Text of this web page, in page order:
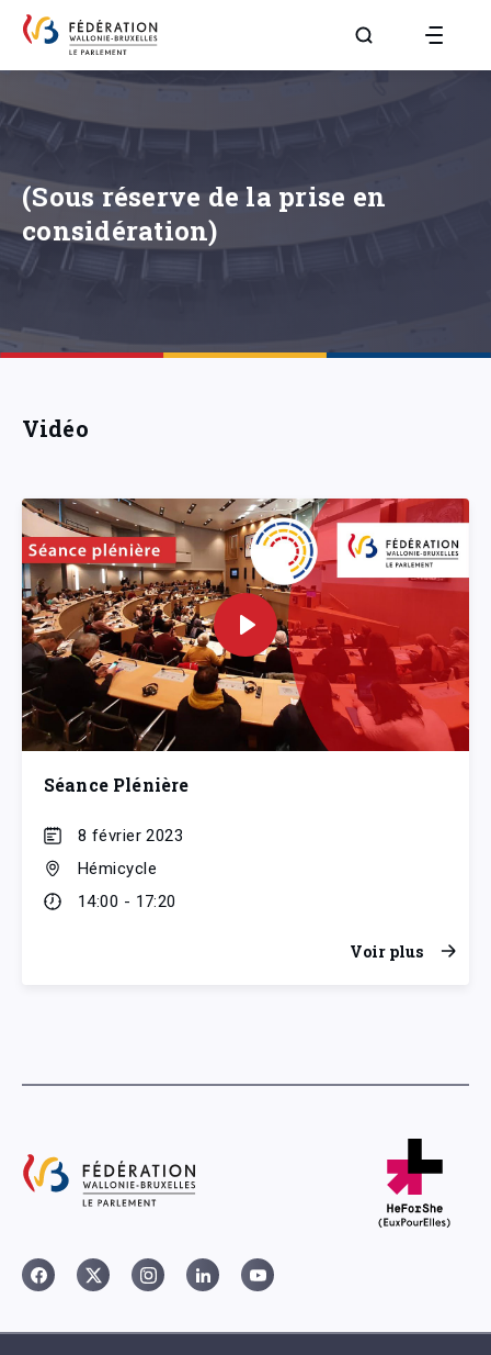
Aller à la page
(Sous réserve de la prise en
considération)
Vidéo
Séance Plénière
8 février 2023
Hémicycle
14:00 - 17:20
Voir plus